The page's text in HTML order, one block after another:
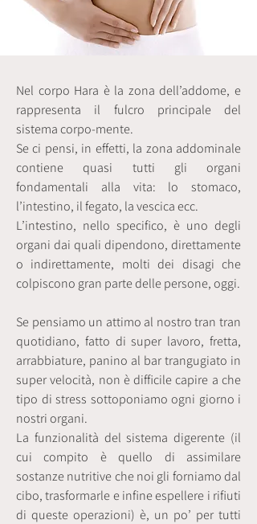
Nel corpo Hara è la zona dell’addome, e
rappresenta il fulcro principale del
sistema corpo-mente.
Se ci pensi, in effetti, la zona addominale
contiene quasi tutti gli organi
fondamentali alla vita: lo stomaco,
l’intestino, il fegato, la vescica ecc.
L’intestino, nello specifico, è uno degli
organi dai quali dipendono, direttamente
o indirettamente, molti dei disagi che
colpiscono gran parte delle persone, oggi.
Se pensiamo un attimo al nostro tran tran
quotidiano, fatto di super lavoro, fretta,
arrabbiature, panino al bar trangugiato in
super velocità, non è difficile capire a che
tipo di stress sottoponiamo ogni giorno i
nostri organi.
La funzionalità del sistema digerente (il
cui compito è quello di assimilare
sostanze nutritive che noi gli forniamo dal
cibo, trasformarle e infine espellere i rifiuti
di queste operazioni) è, un po’ per tutti